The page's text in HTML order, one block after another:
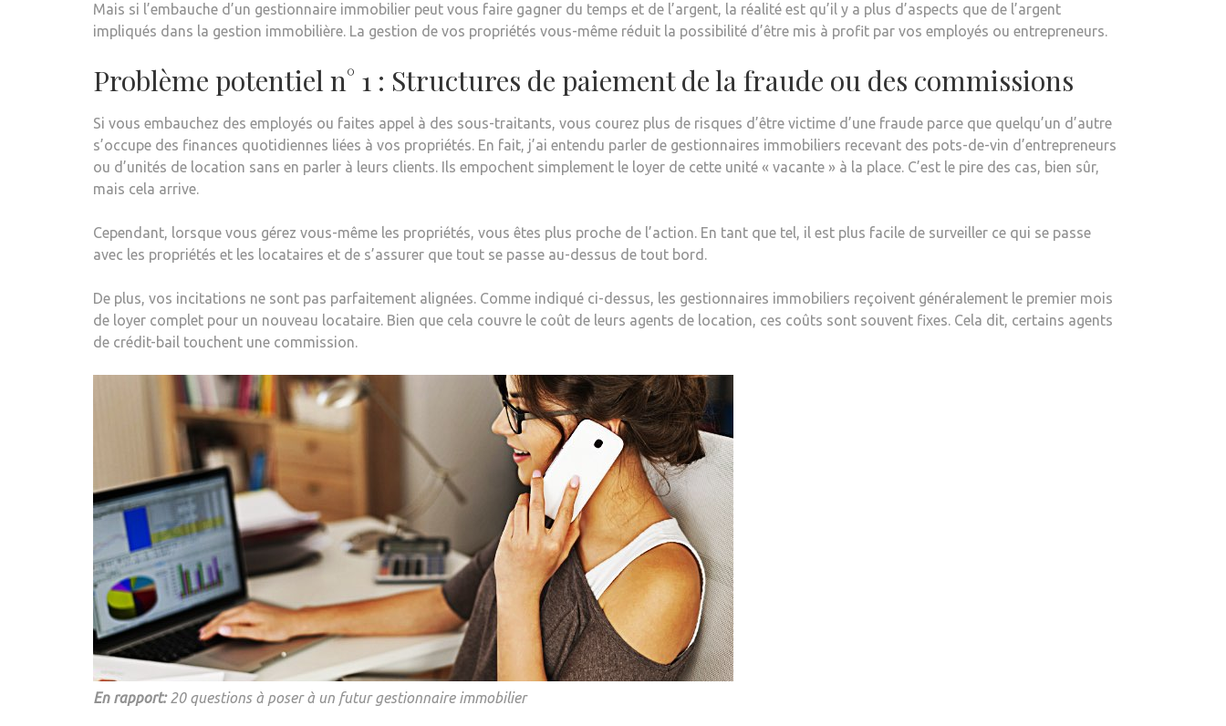
Mais si l’embauche d’un gestionnaire immobilier peut vous faire gagner du temps et de l’argent, la réalité est qu’il y a plus d’aspects que de l’argent
impliqués dans la gestion immobilière. La gestion de vos propriétés vous-même réduit la possibilité d’être mis à profit par vos employés ou entrepreneurs.
Problème potentiel n° 1 : Structures de paiement de la fraude ou des commissions
Si vous embauchez des employés ou faites appel à des sous-traitants, vous courez plus de risques d’être victime d’une fraude parce que quelqu’un d’autre
s’occupe des finances quotidiennes liées à vos propriétés. En fait, j’ai entendu parler de gestionnaires immobiliers recevant des pots-de-vin d’entrepreneurs
ou d’unités de location sans en parler à leurs clients. Ils empochent simplement le loyer de cette unité « vacante » à la place. C’est le pire des cas, bien sûr,
mais cela arrive.
Cependant, lorsque vous gérez vous-même les propriétés, vous êtes plus proche de l’action. En tant que tel, il est plus facile de surveiller ce qui se passe
avec les propriétés et les locataires et de s’assurer que tout se passe au-dessus de tout bord.
De plus, vos incitations ne sont pas parfaitement alignées. Comme indiqué ci-dessus, les gestionnaires immobiliers reçoivent généralement le premier mois
de loyer complet pour un nouveau locataire. Bien que cela couvre le coût de leurs agents de location, ces coûts sont souvent fixes. Cela dit, certains agents
de crédit-bail touchent une commission.
En rapport:20 questions à poser à un futur gestionnaire immobilier